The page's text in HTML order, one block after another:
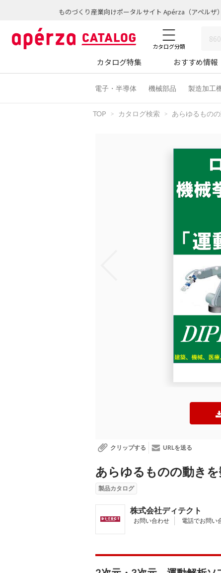
ものづくり産業向けポータルサイト Apérza（アペルザ）
カタログ分類
カタログ特集 おすすめ情報
電子・半導体 機械部品 製造加工
TOP カタログ検索 あらゆるもの
クリップする URLを送る
あらゆるものの動きを
製品カタログ
株式会社ディテクト
お問い合わせ 電話でお問い